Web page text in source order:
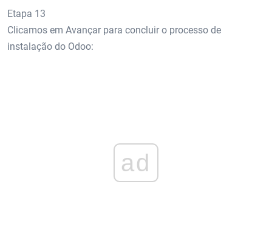
Etapa 13
Clicamos em Avançar para concluir o processo de
instalação do Odoo:
ad